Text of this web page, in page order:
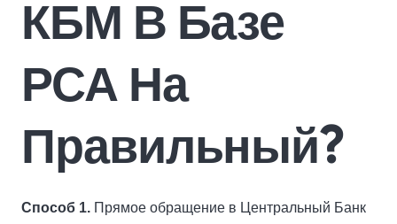
КБМ В Базе
РСА На
Правильный?
Способ 1. Прямое обращение в Центральный Банк